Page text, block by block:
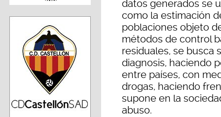
datos generados se
como la estimación
poblaciones objeto
métodos de control
residuales, se busca
diagnosis, haciendo
entre países, con
drogas, haciendo
supone en la
abuso.